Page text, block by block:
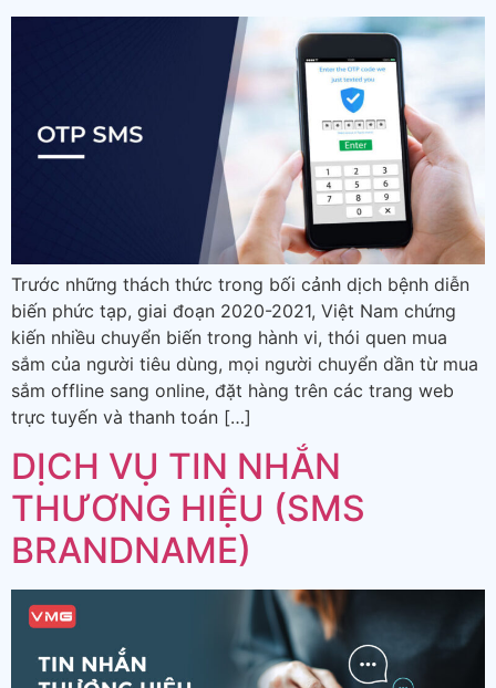
Trước những thách thức trong bối cảnh dịch bệnh diễn
biến phức tạp, giai đoạn 2020-2021, Việt Nam chứng
kiến nhiều chuyển biến trong hành vi, thói quen mua
sắm của người tiêu dùng, mọi người chuyển dần từ mua
sắm offline sang online, đặt hàng trên các trang web
trực tuyến và thanh toán […]
DỊCH VỤ TIN NHẮN
THƯƠNG HIỆU (SMS
BRANDNAME)